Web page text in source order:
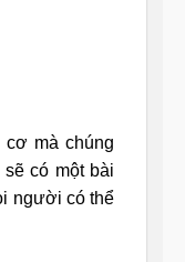
cơ mà chúng
có một bài
người có thể